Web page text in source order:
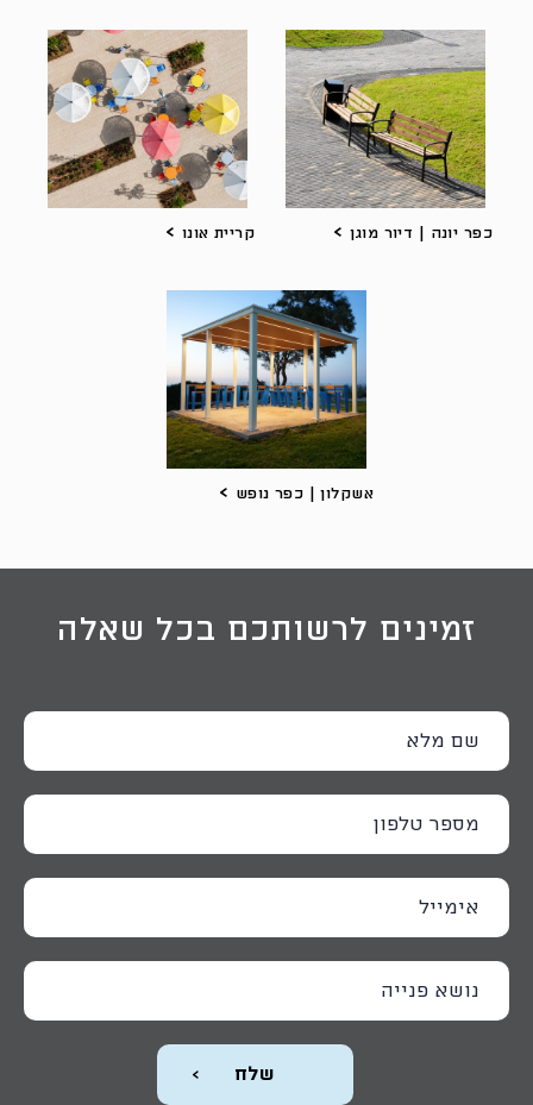
כפר יונה | דיור מוגן קריית אונו
אשקלון | כפר נופש
זמינים לרשותכם בכל שאלה